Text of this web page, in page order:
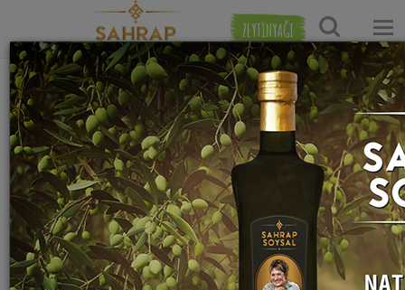
ZEYTİNYAĞI
Ana Sayfa Kahvaltılık Tarifleri Sandviç Tarifleri